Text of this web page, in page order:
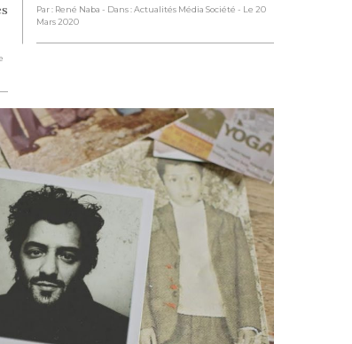
Par : René Naba - Dans : Actualités Média Société - Le 20
Mars 2020